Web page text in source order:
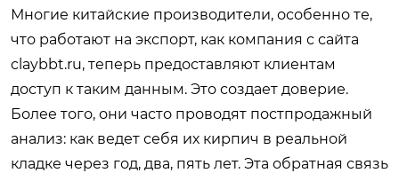
Многие китайские производители, особенно те,
что работают на экспорт, как компания с сайта
claybbt.ru, теперь предоставляют клиентам
доступ к таким данным. Это создает доверие.
Более того, они часто проводят постпродажный
анализ: как ведет себя их кирпич в реальной
кладке через год, два, пять лет. Эта обратная связь